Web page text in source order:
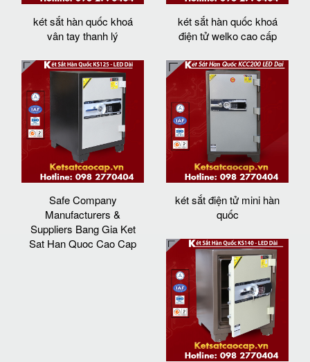
két sắt hàn quốc khoá
vân tay thanh lý
két sắt hàn quốc khoá
điện tử welko cao cấp
Safe Company
Manufacturers &
Suppliers Bang Gia Ket
Sat Han Quoc Cao Cap
két sắt điện tử mini hàn
quốc